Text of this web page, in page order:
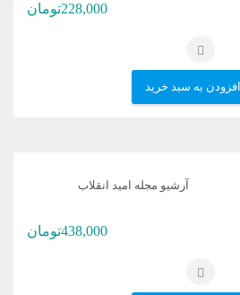
228,000تومان
افزودن به سبد خرید
آرشیو مجله امید انقلاب
438,000تومان